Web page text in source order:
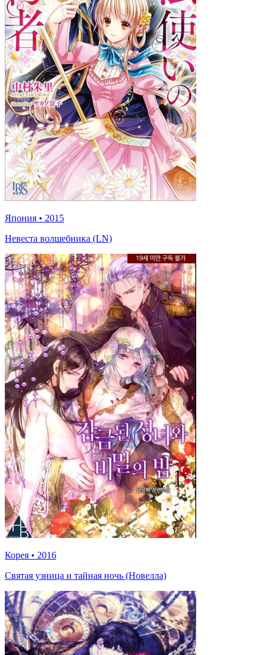
Япония • 2015
Невеста волшебника (LN)
Корея • 2016
Святая узница и тайная ночь (Новелла)